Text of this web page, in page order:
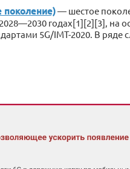
поколение)— шестое
годах[1][2][3], на
5G/IMT-2020. В ряде